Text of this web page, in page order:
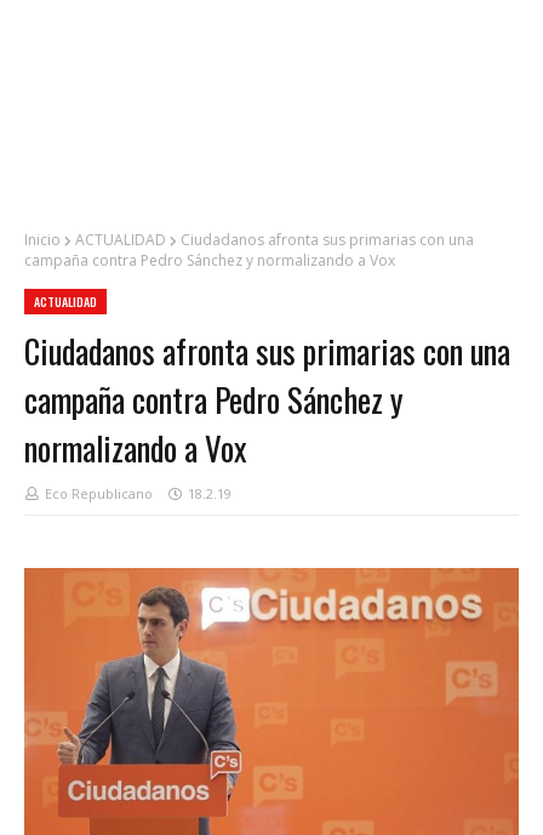
Inicio ACTUALIDAD
Ciudadanos afronta sus primarias con una
campaña contra Pedro Sánchez y normalizando a Vox
ACTUALIDAD
Ciudadanos afronta sus primarias con una
campaña contra Pedro Sánchez y
normalizando a Vox
Eco Republicano 18.2.19